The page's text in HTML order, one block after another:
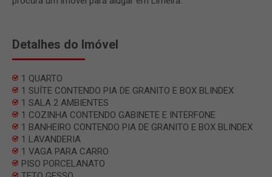
Detalhes do Imóvel
1 QUARTO
1 SUÍTE CONTENDO PIA DE GRANITO E BOX BLINDEX
1 SALA 2 AMBIENTES
1 COZINHA CONTENDO GABINETE E INTERFONE
1 BANHEIRO CONTENDO PIA DE GRANITO E BOX BLINDEX
1 LAVANDERIA
1 VAGA PARA CARRO
PISO PORCELANATO